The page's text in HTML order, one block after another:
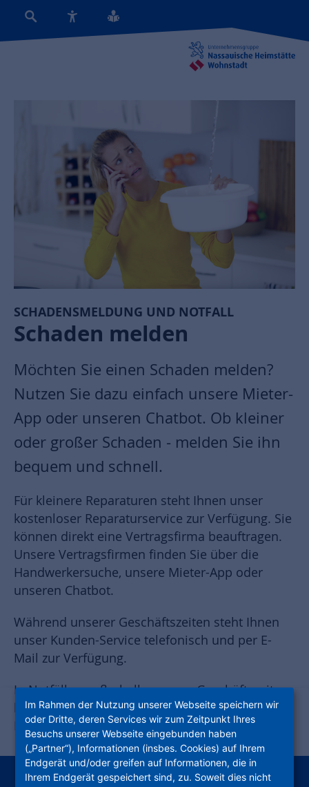
SCHADENSMELDUNG UND NOTFALL
Schaden melden
Möchten Sie einen Schaden melden?
Nutzen Sie dazu einfach unsere Mieter-
App oder unseren Chatbot. Ob kleiner
oder großer Schaden - melden Sie ihn
bequem und schnell.
Für kleinere Reparaturen steht Ihnen unser
kostenloser Reparaturservice zur Verfügung. Sie
können direkt eine Vertragsfirma beauftragen.
Unsere Vertragsfirmen finden Sie über die
Handwerkersuche, unsere Mieter-App oder
unseren Chatbot.
Während unserer Geschäftszeiten steht Ihnen
unser Kunden-Service telefonisch und per E-
Mail zur Verfügung.
In Notfällen außerhalb unserer Geschäftszeiten
können Sie sich an unseren technischen
Notfallservice wenden.
Im Rahmen der Nutzung unserer Webseite speichern wir
oder Dritte, deren Services wir zum Zeitpunkt Ihres
Besuchs unserer Webseite eingebunden haben
(„Partner“), Informationen (insbes. Cookies) auf Ihrem
Endgerät und/oder greifen auf Informationen, die in
Ihrem Endgerät gespeichert sind, zu. Soweit dies nicht